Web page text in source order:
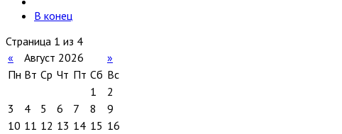
В конец
Страница 1 из 4
«
Август 2026
»
Пн Вт Ср Чт Пт Сб Вс
1
2
3
4 5 6 7 8
9
10 11 12 13 14 15 16